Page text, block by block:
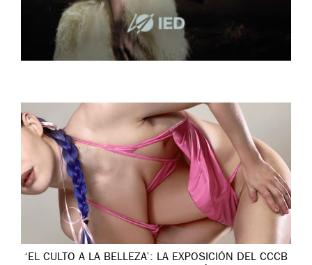
‘EL CULTO A LA BELLEZA’: LA EXPOSICIÓN DEL CCCB